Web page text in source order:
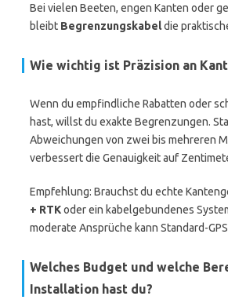
Bei vielen Beeten, engen Kanten oder
bleibt Begrenzungskabeldie
Wie wichtig ist Präzision an
Wenn du empfindliche Rabatten oder
hast, willst du exakte Begrenzungen.
Abweichungen von zwei bis mehreren
verbessert die Genauigkeit auf
Empfehlung: Brauchst du echte
+ RTKoder ein kabelgebundenes
moderate Ansprüche kann Standard-
Welches Budget und welche
Installation hast du?